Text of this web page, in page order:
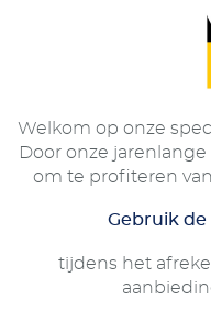
Welkom op onze
Door onze
om te profiteren
Gebruik de
tijdens het